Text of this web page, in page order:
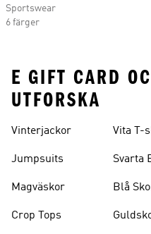
Sportswear
6 färger
E GIFT CARD
UTFORSKA
Vinterjackor
Jumpsuits
Magväskor
Crop Tops
Vita T-
Svarta
Blå